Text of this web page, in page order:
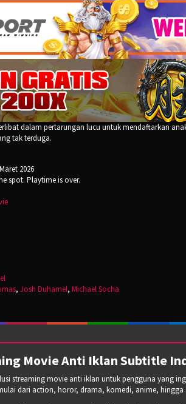
dalam pertarungan lucu untuk mendaftarkan
tak terduga.
2026
spot. Playtime is over.
, Josh Duhamel, Michael Socha
Movie Anti Iklan Subtitle
streaming movie anti iklan untuk pengguna yang
dari action, horor, drama, komedi, anime, hingga